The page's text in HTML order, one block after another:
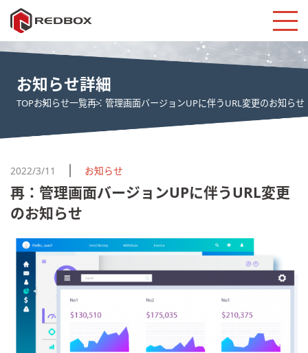
お知らせ詳細
TOPお知らせ一覧再：管理画面バージョンUPに伴うURL変更のお知らせ
2022/3/11 お知らせ
再：管理画面バージョンUPに伴うURL変更
のお知らせ